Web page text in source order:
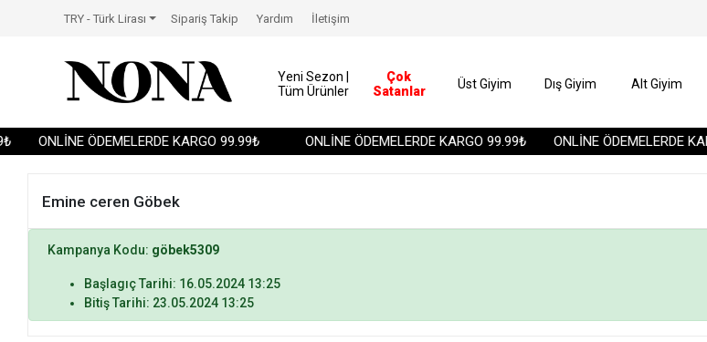
ONLİNE ÖDEMELERDE KARGO 99.99₺ ONLİNE ÖDEMELERDE KARGO 99.99₺ ONLİNE ÖDEMELERDE
TRY - Türk Lirası Sipariş Takip Yardım İletişim
Yeni Sezon |
Tüm Ürünler
Çok
Satanlar
Üst Giyim Dış Giyim Alt Giyim
Emine ceren Göbek
Kampanya Kodu: göbek5309
Başlagıç Tarihi: 16.05.2024 13:25
Bitiş Tarihi: 23.05.2024 13:25